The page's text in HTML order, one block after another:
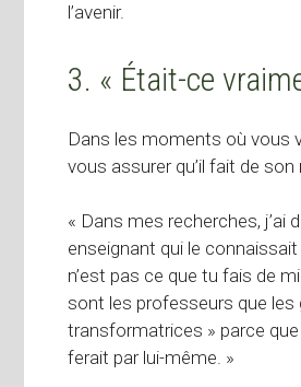
l’avenir.
3. « Était-ce
Dans les moments où vous
vous assurer qu’il fait de
« Dans mes recherches, j’ai
enseignant qui le
n’est pas ce que tu fais de
sont les professeurs que les
transformatrices » parce que
ferait par lui-même. »